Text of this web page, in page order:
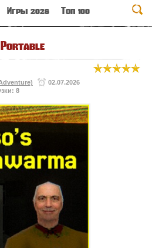
Игры 2026 Топ 100
02.07.2026
8